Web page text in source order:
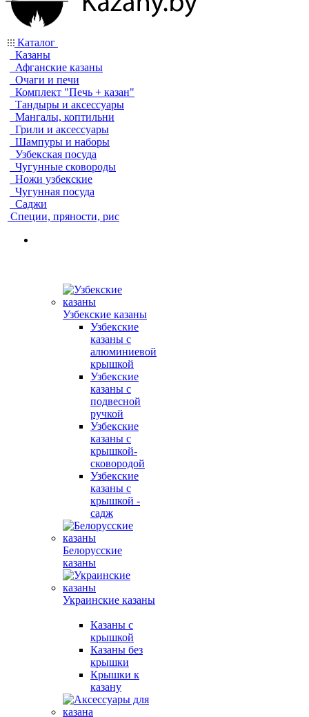
Каталог
Казаны
Афганские казаны
Очаги и печи
Комплект "Печь + казан"
Тандыры и аксессуары
Мангалы, коптильни
Грили и аксессуары
Шампуры и наборы
Узбекская посуда
Чугунные сковороды
Ножи узбекские
Чугунная посуда
Саджи
Специи, пряности, рис
Узбекские казаны
Узбекские
казаны с
алюминиевой
крышкой
Узбекские
казаны с
подвесной
ручкой
Узбекские
казаны с
крышкой-
сковородой
Узбекские
казаны с
крышкой -
садж
Белорусские
казаны
Украинские казаны
Казаны с
крышкой
Казаны без
крышки
Крышки к
казану